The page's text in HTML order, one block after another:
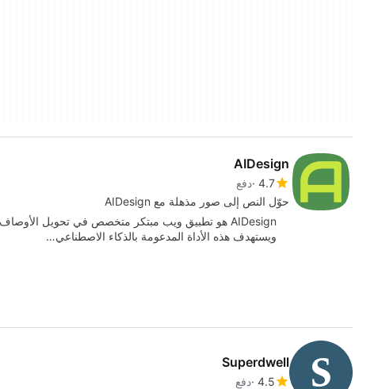
AIDesign
4.7 دفع
حوّل النص إلى صور مذهلة مع AIDesign
ويستهدف هذه الأداة المدعومة بالذكاء الاصطناعي…
Superdwell
4.5 دفع